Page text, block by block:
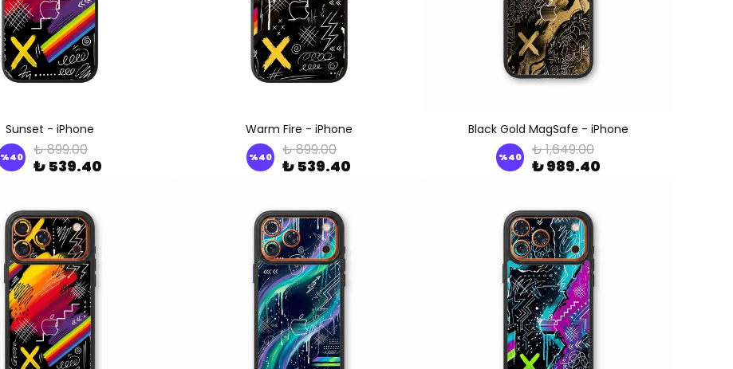
Sunset - iPhone
%40 ₺ 899.00
₺ 539.40
Warm Fire - iPhone
%40 ₺ 899.00
₺ 539.40
Black Gold MagSafe - iPhone
%40 ₺ 1,649.00
₺ 989.40